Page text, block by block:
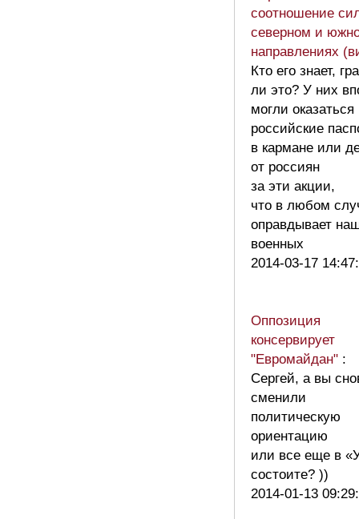
соотношение
северном и
направлениях
Кто его знает,
ли это? У них
могли оказаться
российские
в кармане или
от россиян
за эти акции,
что в любом
оправдывает
военных
2014-03-17
Оппозиция
консервирует
"Евромайдан" :
Сергей, а вы
сменили
политическую
ориентацию
или все еще в
состоите? ))
2014-01-13